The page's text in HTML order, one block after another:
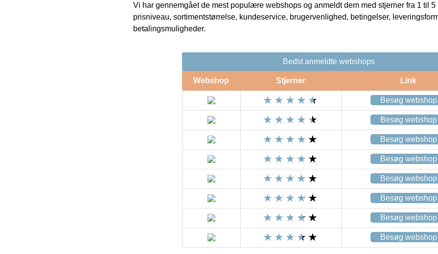
Vi har gennemgået de mest populære webshops og anmeldt dem med stjerner fra 1 til 5
prisniveau, sortimentstørrelse, kundeservice, brugervenlighed, betingelser,
betalingsmuligheder.
Bedst anmeldte webshops
Webshop Stjerner Link
Besøg webshop
Besøg webshop
Besøg webshop
Besøg webshop
Besøg webshop
Besøg webshop
Besøg webshop
Besøg webshop